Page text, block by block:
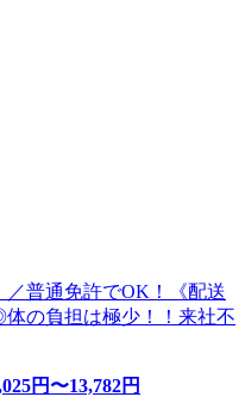
普通免許でOK！《配送
の負担は極少！！来社不
円〜13,782円